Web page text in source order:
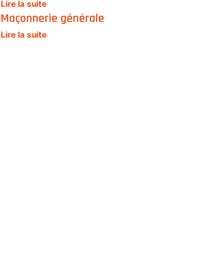
Lire la suite
Maçonnerie générale
Lire la suite